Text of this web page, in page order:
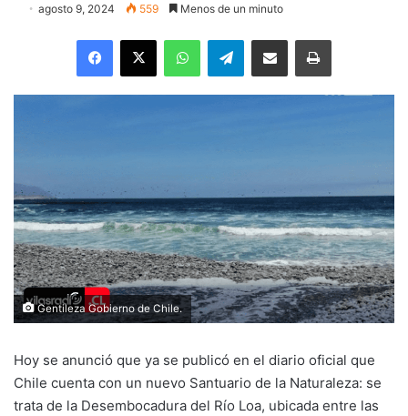
agosto 9, 2024 559 Menos de un minuto
Facebook
X WhatsAppTelegramEnviar vía email Imprimir
Gentileza Gobierno de Chile.
Hoy se anunció que ya se publicó en el diario oficial que
Chile cuenta con un nuevo Santuario de la Naturaleza: se
trata de la Desembocadura del Río Loa, ubicada entre las